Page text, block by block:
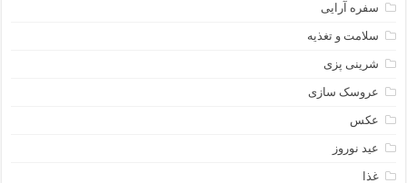
سفره آرایی
سلامت و تغذیه
شرینی پزی
عروسک سازی
عکس
عید نوروز
غذا